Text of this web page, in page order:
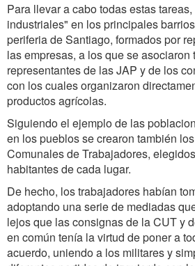
Para llevar a cabo todas estas
industriales" en los principales
periferia de Santiago, formados por
las empresas, a los que se asociaron
representantes de las JAP y de los
con los cuales organizaron
productos agrícolas.
Siguiendo el ejemplo de las
en los pueblos se crearon también
Comunales de Trabajadores,
habitantes de cada lugar.
De hecho, los trabajadores habían
adoptando una serie de mediadas
lejos que las consignas de la CUT y
en común tenía la virtud de poner a
acuerdo, uniendo a los militares y